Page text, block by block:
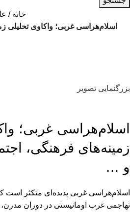
خانه
اسلام‌هراسی غربی؛ واکاوی تحلیلی
بزرگنمایی تصویر
اسلام‌هراسی غربی؛
زمینه‌های فرهنگی،
و …
اسلام‌هراسی غربی پدیده‌ای متکثر است
تهاجمی غرب اومانیستی در دوران